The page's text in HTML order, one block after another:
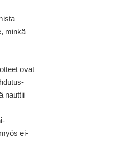
minkä
ovat
nauttii
ei-